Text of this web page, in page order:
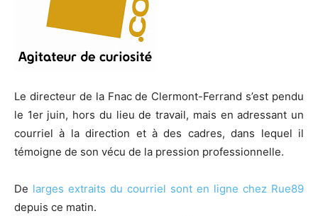
Le directeur de la Fnac de Clermont-Ferrand s’est pendu
le 1er juin, hors du lieu de travail, mais en adressant un
courriel à la direction et à des cadres, dans lequel il
témoigne de son vécu de la pression professionnelle.
De larges extraits du courriel sont en ligne chez Rue89
depuis ce matin.